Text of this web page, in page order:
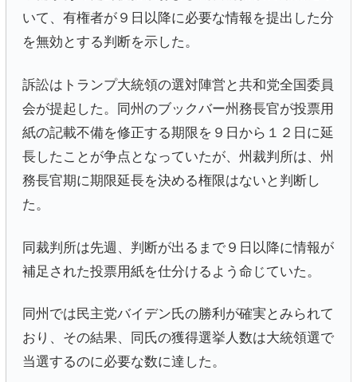
いて、有権者が９日以降に必要な情報を提出した分
を無効とする判断を示した。
訴訟はトランプ大統領の選対陣営と共和党全国委員
会が提起した。同州のブックバー州務長官が投票用
紙の記載不備を修正する期限を９日から１２日に延
長したことが争点となっていたが、州裁判所は、州
務長官期に期限延長を決める権限はないと判断し
た。
同裁判所は先週、判断が出るまで９日以降に情報が
補足された投票用紙を仕分けるよう命じていた。
同州では民主党バイデン氏の勝利が確実とみられて
おり、その結果、同氏の獲得選挙人数は大統領選で
当選するのに必要な数に達した。